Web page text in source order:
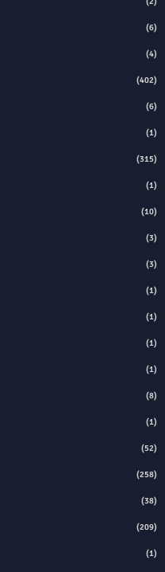
(6)
(4)
(402)
(6)
(1)
(315)
(1)
(10)
(3)
(3)
(1)
(1)
(1)
(1)
(8)
(1)
(52)
(258)
(38)
(209)
(1)